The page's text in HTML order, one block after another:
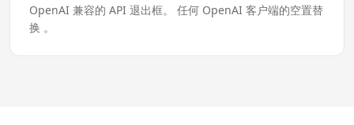
OpenAI 兼容的 API 退出框。 任何 OpenAI 客户端的空置替
换 。